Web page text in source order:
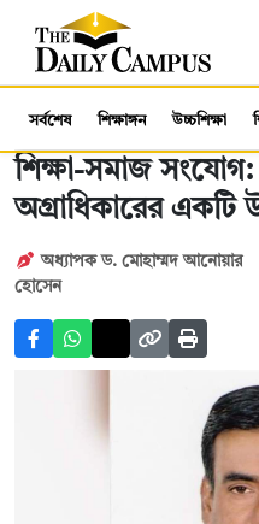
সর্বশেষ শিক্ষাঙ্গন উচ্চশিক্ষা
শিক্ষা-সমাজ সংযোগ:
অগ্রাধিকারের একটি
অধ্যাপক ড. মোহাম্মদ আনোয়ার
হোসেন